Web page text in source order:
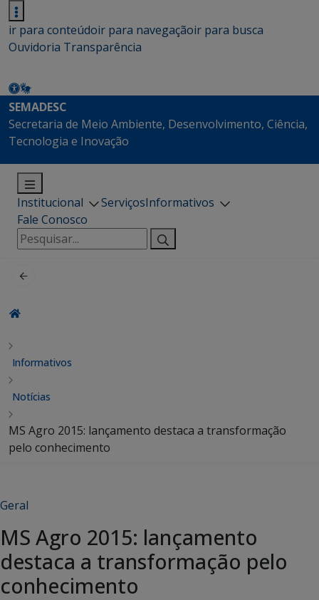
ir para conteúdoir para navegaçãoir para busca
Ouvidoria Transparência
SEMADESC
Secretaria de Meio Ambiente, Desenvolvimento, Ciência,
Tecnologia e Inovação
Institucional ServiçosInformativos
Fale Conosco
Pesquisar
por:
Informativos
Notícias
MS Agro 2015: lançamento destaca a transformação
pelo conhecimento
Geral
MS Agro 2015: lançamento
destaca a transformação pelo
conhecimento